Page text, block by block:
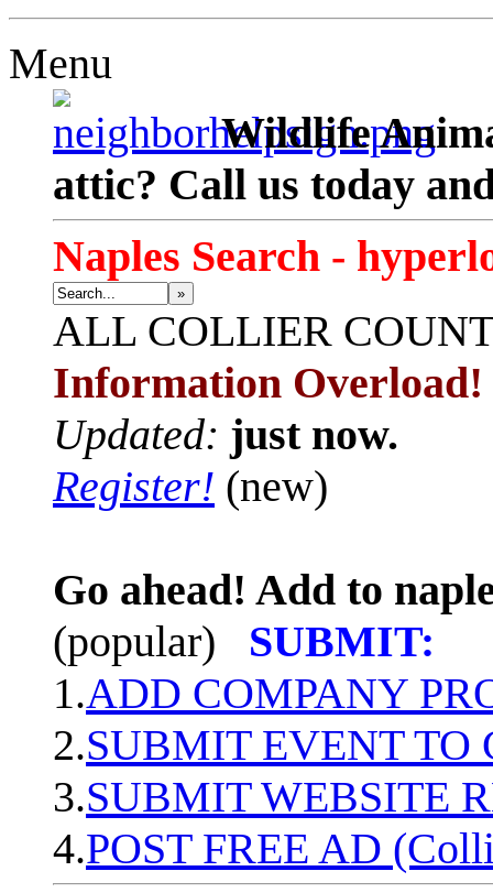
Menu
Wildlife
attic? Call us today
Naples Search -
»
ALL COLLIER
Information Overload!
Updated: just now.
Register! (new)
Go ahead! Add to
(popular)
SUBMIT:
1.ADD COMPANY
2.SUBMIT EVENT TO
3.SUBMIT WEBSITE
4.POST FREE AD